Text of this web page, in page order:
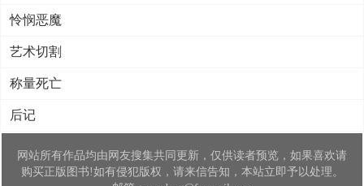
怜悯恶魔
艺术切割
称量死亡
后记
网站所有作品均由网友搜集共同更新，仅供读者预览，如果喜欢请
购买正版图书!如有侵犯版权，请来信告知，本站立即予以处理。